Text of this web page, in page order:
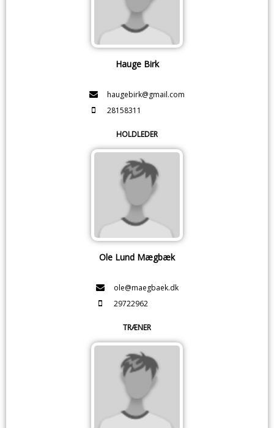
Hauge Birk
haugebirk@gmail.com
28158311
HOLDLEDER
Ole Lund Mægbæk
ole@maegbaek.dk
29722962
TRÆNER